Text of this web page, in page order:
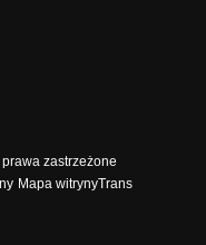
zastrzeżone
Mapa witrynyTrans